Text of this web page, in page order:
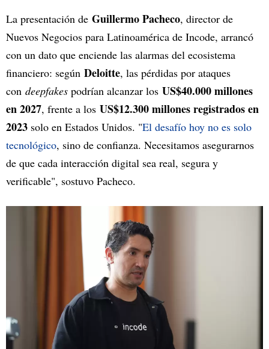
La presentación de Guillermo Pacheco, director de
Nuevos Negocios para Latinoamérica de Incode, arrancó
con un dato que enciende las alarmas del ecosistema
financiero: según Deloitte, las pérdidas por ataques
con deepfakes podrían alcanzar los US$40.000 millones
en 2027, frente a los US$12.300 millones registrados en
2023 solo en Estados Unidos. "El desafío hoy no es solo
tecnológico, sino de confianza. Necesitamos asegurarnos
de que cada interacción digital sea real, segura y
verificable", sostuvo Pacheco.